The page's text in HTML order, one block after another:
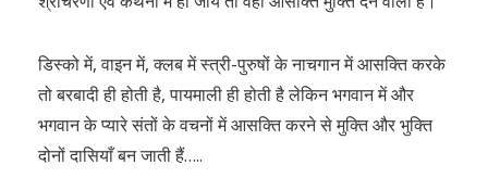
डिस्को में, वाइन में, क्लब में स्त्री-पुरुषों के नाचगान में आसक्ति करके
तो बरबादी ही होती है, पायमाली ही होती है लेकिन भगवान में और
भगवान के प्यारे संतों के वचनों में आसक्ति करने से मुक्ति और भुक्ति
दोनों दासियाँ बन जाती हैं…..